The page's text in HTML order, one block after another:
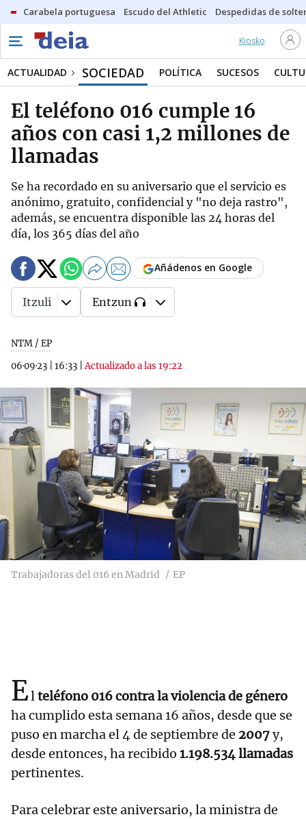
Carabela portuguesa Escudo del Athletic Despedidas de
Kiosko
ACTUALIDAD SOCIEDAD POLÍTICA SUCESOS
El teléfono 016 cumple 16
años con casi 1,2 millones de
llamadas
Se ha recordado en su aniversario que el servicio es
anónimo, gratuito, confidencial y "no deja rastro",
además, se encuentra disponible las 24 horas del
día, los 365 días del año
NTM / EP
06·09·23
16:33 |Actualizado a las 19:22
Añádenos en Google
Itzuli Entzun
Trabajadoras del 016 en Madrid EP
Elteléfono 016 contra la violencia de género
ha cumplido esta semana 16 años, desde que se
puso en marcha el 4 de septiembre de 2007y,
desde entonces, ha recibido 1.198.534 llamadas
pertinentes.
Para celebrar este aniversario, la ministra de